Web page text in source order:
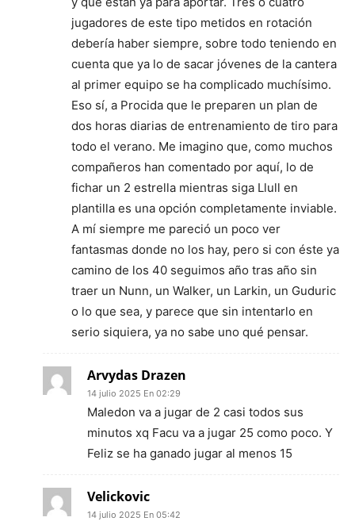
jugadores de este tipo metidos en rotación
debería haber siempre, sobre todo teniendo en
cuenta que ya lo de sacar jóvenes de la cantera
al primer equipo se ha complicado muchísimo.
Eso sí, a Procida que le preparen un plan de
dos horas diarias de entrenamiento de tiro para
todo el verano. Me imagino que, como muchos
compañeros han comentado por aquí, lo de
fichar un 2 estrella mientras siga Llull en
plantilla es una opción completamente inviable.
A mí siempre me pareció un poco ver
fantasmas donde no los hay, pero si con éste ya
camino de los 40 seguimos año tras año sin
traer un Nunn, un Walker, un Larkin, un Guduric
o lo que sea, y parece que sin intentarlo en
serio siquiera, ya no sabe uno qué pensar.
Arvydas Drazen
14 julio 2025 En 02:29
Maledon va a jugar de 2 casi todos sus
minutos xq Facu va a jugar 25 como poco. Y
Feliz se ha ganado jugar al menos 15
Velickovic
14 julio 2025 En 05:42